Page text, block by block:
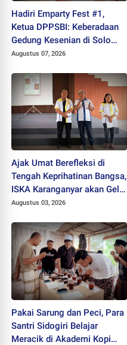
Hadiri Emparty Fest #1,
Ketua DPPSBI: Keberadaan
Gedung Kesenian di Solo
Sangat Mendesak
Augustus 07, 2026
Ajak Umat Berefleksi di
Tengah Keprihatinan Bangsa,
ISKA Karanganyar akan Gelar
"Mlampah Ziarah"
Augustus 03, 2026
Pakai Sarung dan Peci, Para
Santri Sidogiri Belajar
Meracik di Akademi Kopi